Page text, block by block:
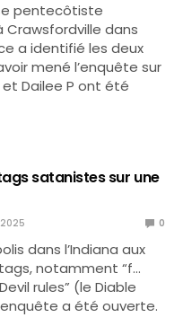
pentecôtiste
dans
a identifié les deux
mené l’enquête sur
et Dailee P ont été
satanistes sur une
2025 0
dans l’Indiana aux
notamment “f…
rules” (le Diable
enquête a été ouverte.